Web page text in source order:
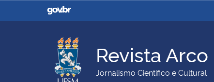
Casa Civil
Ministério da Justiça e
Ministério da Agricultura,
Pecuária e Abastecimento
Ministério da Educação
Revista Arco
Jornalismo Científico e Cultural